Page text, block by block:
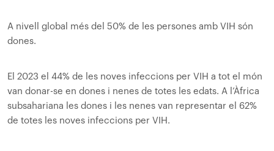
A nivell global més del 50% de les persones amb VIH són
dones.
El 2023 el 44% de les noves infeccions per VIH a tot el món
van donar-se en dones i nenes de totes les edats. A l’Àfrica
subsahariana les dones i les nenes van representar el 62%
de totes les noves infeccions per VIH.